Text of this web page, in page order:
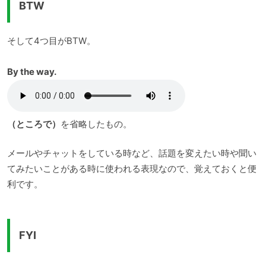
BTW
そして4つ目がBTW。
By the way.
（ところで） を省略したもの。
メールやチャットをしている時など、話題を変えたい時や聞い
てみたいことがある時に使われる表現なので、覚えておくと便
利です。
FYI